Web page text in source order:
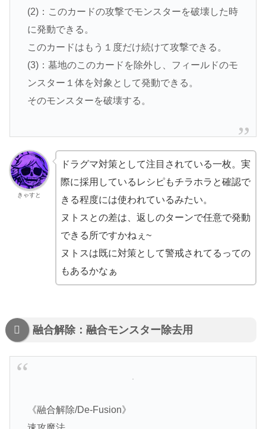
(2)：このカードの攻撃でモンスターを破壊した時
に発動できる。
このカードはもう１度だけ続けて攻撃できる。
(3)：墓地のこのカードを除外し、フィールドのモ
ンスター１体を対象として発動できる。
そのモンスターを破壊する。
きゃすと
ドラグマ対策として注目されている一枚。実
際に採用しているレシピもチラホラと確認で
きる程度には使われているみたい。
ヌトスとの差は、返しのターンで任意で発動
できる所ですかねぇ~
ヌトスは既に対策として警戒されてるっての
もあるかなぁ
融合解除：融合モンスター除去用
《融合解除/De-Fusion》